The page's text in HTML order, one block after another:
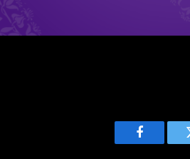
Facebook